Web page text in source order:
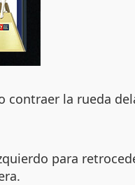
la rueda
para